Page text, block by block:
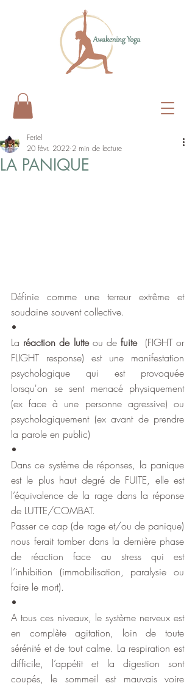
LA PANIQUE
Feriel
20 févr. 2022 2 min de lecture
Définie comme une terreur extrême et
soudaine souvent collective.
•
La réaction de lutte ou de fuite
  (FIGHT or
FLIGHT response) est une manifestation
psychologique qui est provoquée
lorsqu'on se sent menacé physiquement
(ex face à une personne agressive) ou
psychologiquement (ex avant de prendre
la parole en public)
•
Dans ce système de réponses, la panique
est le plus haut degré de FUITE, elle est
l’équivalence de la rage dans la réponse
de LUTTE/COMBAT.
Passer ce cap (de rage et/ou de panique)
nous ferait tomber dans la dernière phase
de réaction face au stress qui est
l’inhibition (immobilisation, paralysie ou
faire le mort).
•
A tous ces niveaux, le système nerveux est
en complète agitation, loin de toute
sérénité et de tout calme. La respiration est
difficile, l’appétit et la digestion sont
coupés, le sommeil est mauvais voire